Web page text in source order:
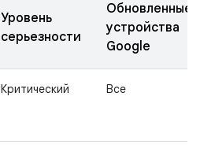
Уровень
серьезности
Обновленные
устройства
Google
Критический Все